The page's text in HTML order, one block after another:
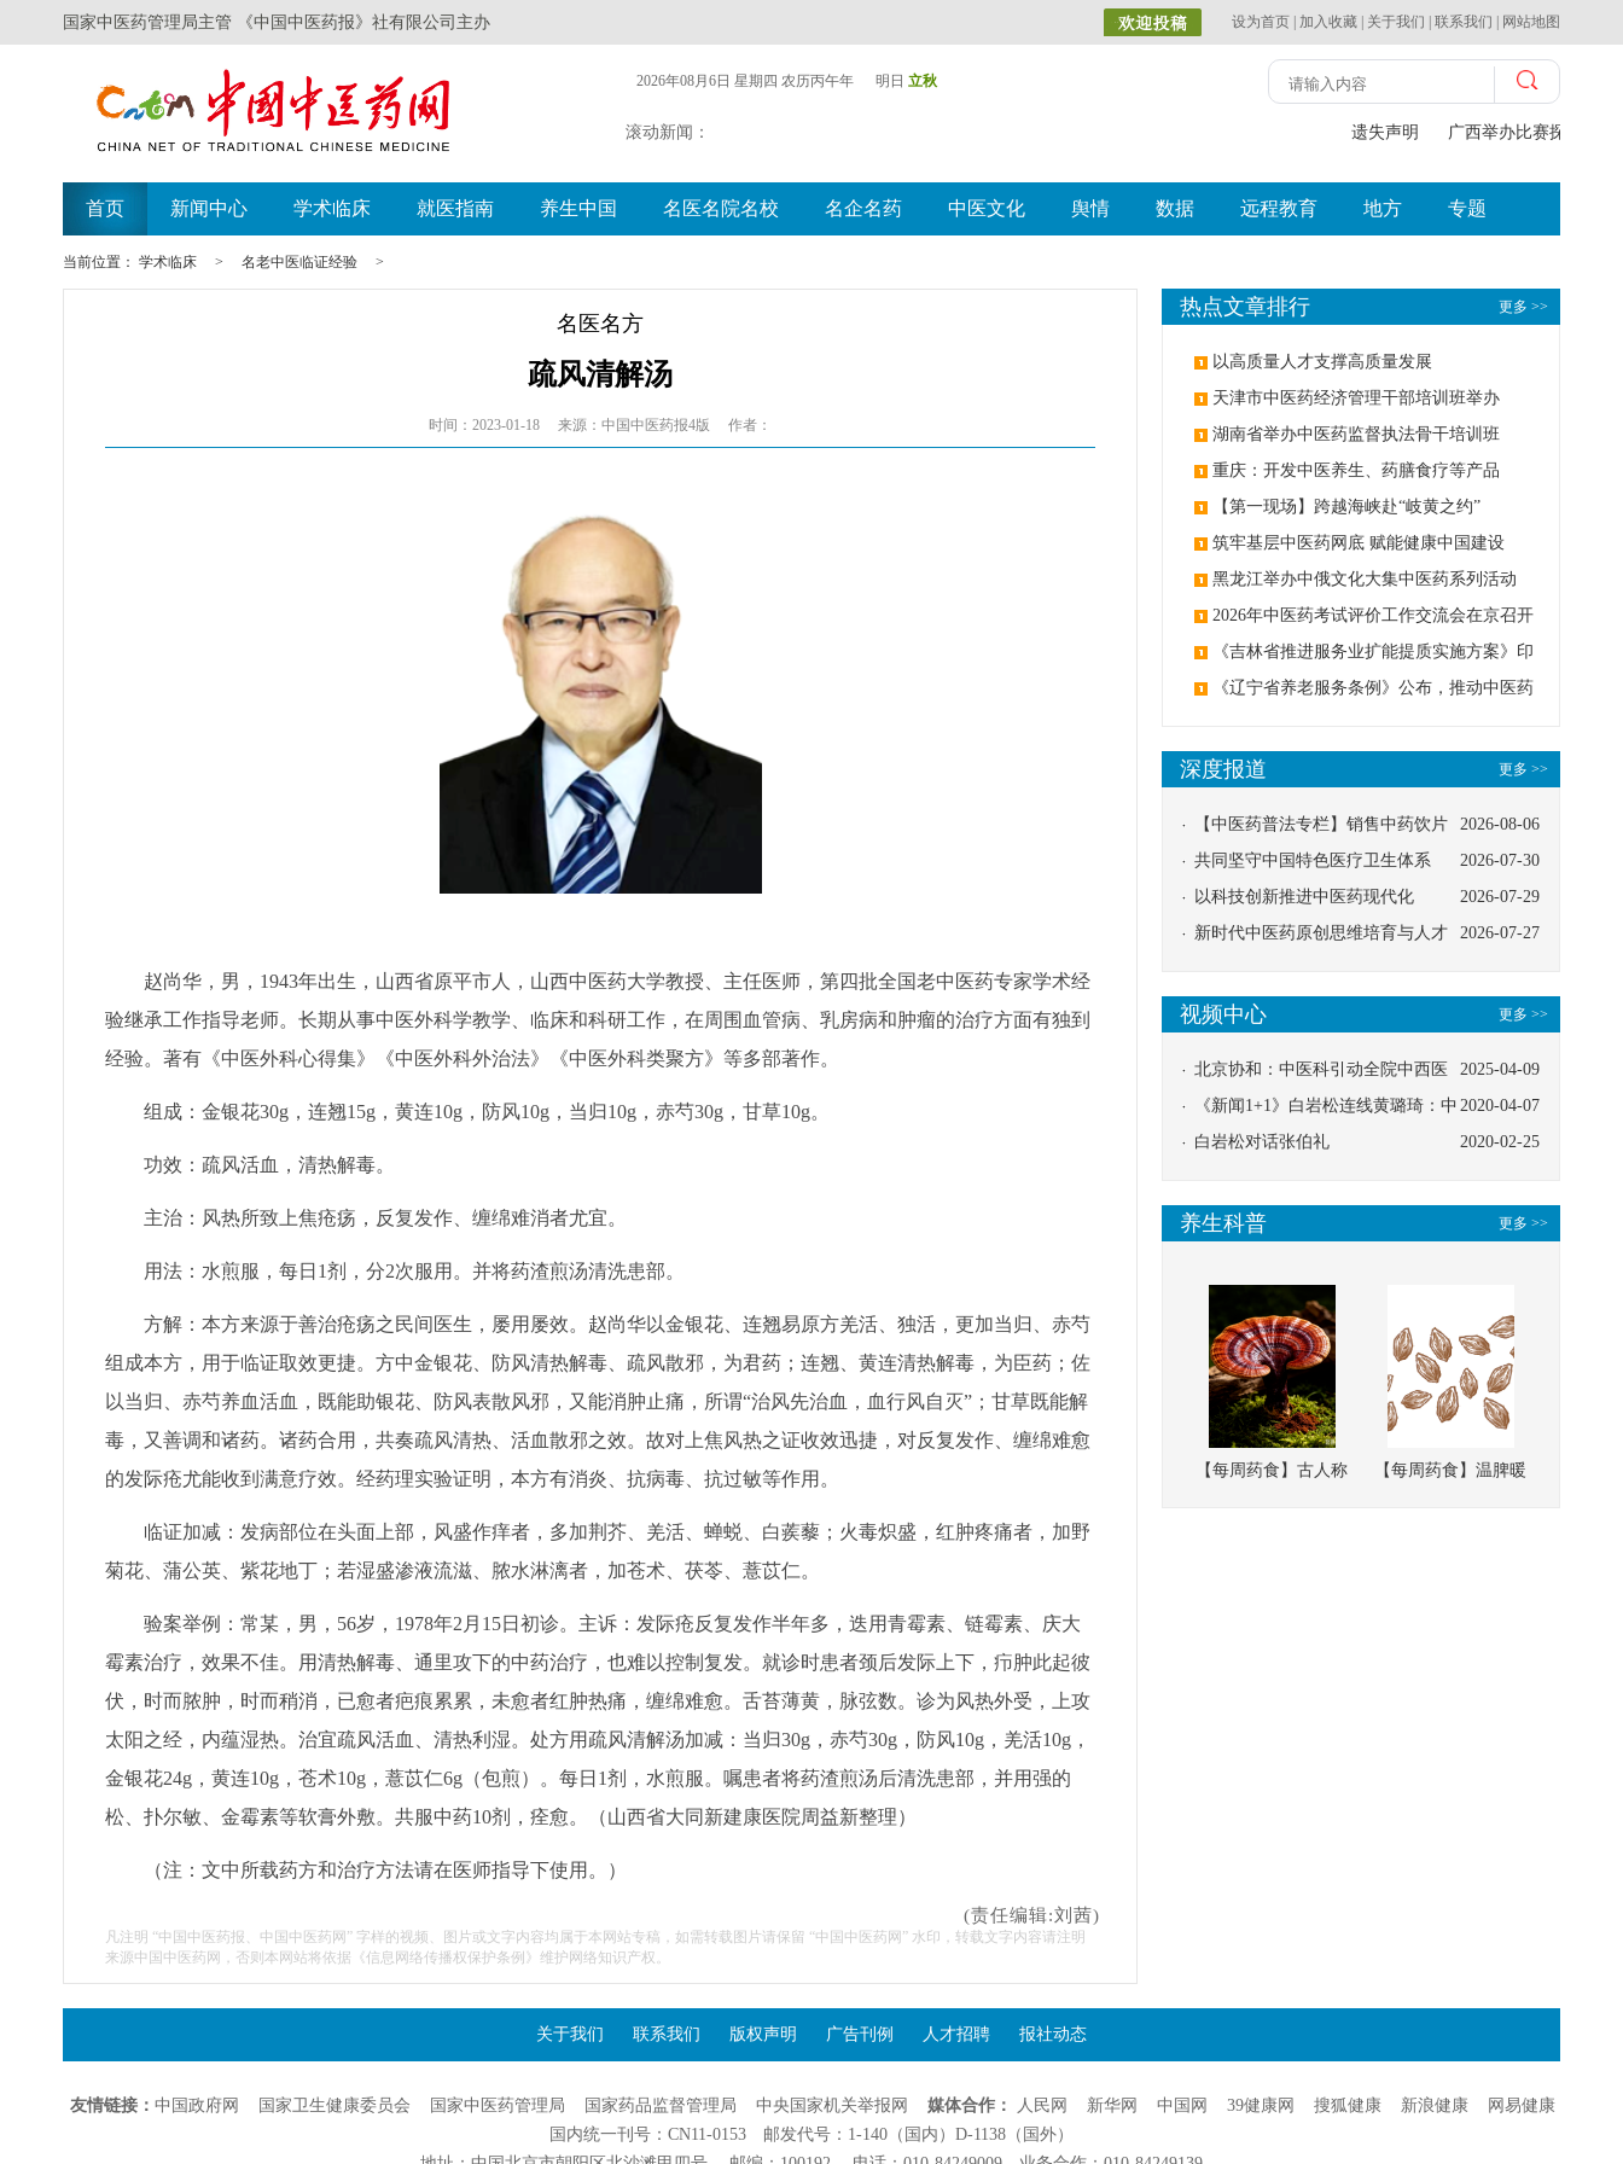
国家中医药管理局主管 《中国中医药报》社有限公司主办 设为首页 加入收藏 关于我们 联系我们 网站地图
2026年08月6日 星期四 农历丙午年 明日 立秋
滚动新闻： 遗失声明 广西举办比赛探索中
首页 新闻中心 学术临床 就医指南 养生中国 名医名院名校 名企名药 中医文化 舆情 数据 远程教育 地方 专题
当前位置： 学术临床 > 名老中医临证经验 >
名医名方
疏风清解汤
时间：2023-01-18 来源：中国中医药报4版 作者：
赵尚华，男，1943年出生，山西省原平市人，山西中医药大学教授、主任医师，第四批全国老中医药专家学术经
验继承工作指导老师。长期从事中医外科学教学、临床和科研工作，在周围血管病、乳房病和肿瘤的治疗方面有独到
经验。著有《中医外科心得集》《中医外科外治法》《中医外科类聚方》等多部著作。
组成：金银花30g，连翘15g，黄连10g，防风10g，当归10g，赤芍30g，甘草10g。
功效：疏风活血，清热解毒。
主治：风热所致上焦疮疡，反复发作、缠绵难消者尤宜。
用法：水煎服，每日1剂，分2次服用。并将药渣煎汤清洗患部。
方解：本方来源于善治疮疡之民间医生，屡用屡效。赵尚华以金银花、连翘易原方羌活、独活，更加当归、赤芍
组成本方，用于临证取效更捷。方中金银花、防风清热解毒、疏风散邪，为君药；连翘、黄连清热解毒，为臣药；佐
以当归、赤芍养血活血，既能助银花、防风表散风邪，又能消肿止痛，所谓“治风先治血，血行风自灭”；甘草既能解
毒，又善调和诸药。诸药合用，共奏疏风清热、活血散邪之效。故对上焦风热之证收效迅捷，对反复发作、缠绵难愈
的发际疮尤能收到满意疗效。经药理实验证明，本方有消炎、抗病毒、抗过敏等作用。
临证加减：发病部位在头面上部，风盛作痒者，多加荆芥、羌活、蝉蜕、白蒺藜；火毒炽盛，红肿疼痛者，加野
菊花、蒲公英、紫花地丁；若湿盛渗液流滋、脓水淋漓者，加苍术、茯苓、薏苡仁。
验案举例：常某，男，56岁，1978年2月15日初诊。主诉：发际疮反复发作半年多，迭用青霉素、链霉素、庆大
霉素治疗，效果不佳。用清热解毒、通里攻下的中药治疗，也难以控制复发。就诊时患者颈后发际上下，疖肿此起彼
伏，时而脓肿，时而稍消，已愈者疤痕累累，未愈者红肿热痛，缠绵难愈。舌苔薄黄，脉弦数。诊为风热外受，上攻
太阳之经，内蕴湿热。治宜疏风活血、清热利湿。处方用疏风清解汤加减：当归30g，赤芍30g，防风10g，羌活10g，
金银花24g，黄连10g，苍术10g，薏苡仁6g（包煎）。每日1剂，水煎服。嘱患者将药渣煎汤后清洗患部，并用强的
松、扑尔敏、金霉素等软膏外敷。共服中药10剂，痊愈。
（山西省大同新建康医院周益新整理）
（注：文中所载药方和治疗方法请在医师指导下使用。）
(责任编辑:刘茜)
凡注明 “中国中医药报、中国中医药网” 字样的视频、图片或文字内容均属于本网站专稿，如需转载图片请保留 “中国中医药网” 水印，转载文字内容请注明
来源中国中医药网，否则本网站将依据《信息网络传播权保护条例》维护网络知识产权。
更多 >>
热点文章排行
以高质量人才支撑高质量发展
天津市中医药经济管理干部培训班举办
湖南省举办中医药监督执法骨干培训班
重庆：开发中医养生、药膳食疗等产品
【第一现场】跨越海峡赴“岐黄之约”
筑牢基层中医药网底 赋能健康中国建设
黑龙江举办中俄文化大集中医药系列活动
2026年中医药考试评价工作交流会在京召开
《吉林省推进服务业扩能提质实施方案》印
发：创建中医类国家医学中心
《辽宁省养老服务条例》公布，推动中医药
更多 >>
深度报道
2026-08-06
【中医药普法专栏】销售中药饮片
应告知煎服方法及注意事项
2026-07-30
共同坚守中国特色医疗卫生体系
2026-07-29
以科技创新推进中医药现代化
2026-07-27
新时代中医药原创思维培育与人才
更多 >>
视频中心
2025-04-09
北京协和：中医科引动全院中西医
协同
2020-04-07
《新闻1+1》白岩松连线黄璐琦：中
医救治的临床效果
2020-02-25
白岩松对话张伯礼
更多 >>
养生科普
【每周药食】古人称
【每周药食】温脾暖
关于我们 联系我们 版权声明 广告刊例 人才招聘 报社动态
友情链接： 中国政府网 国家卫生健康委员会 国家中医药管理局 国家药品监督管理局 中央国家机关举报网 媒体合作： 人民网 新华网 中国网 39健康网 搜狐健康 新浪健康
网易健康
国内统一刊号：CN11-0153 邮发代号：1-140（国内）D-1138（国外）